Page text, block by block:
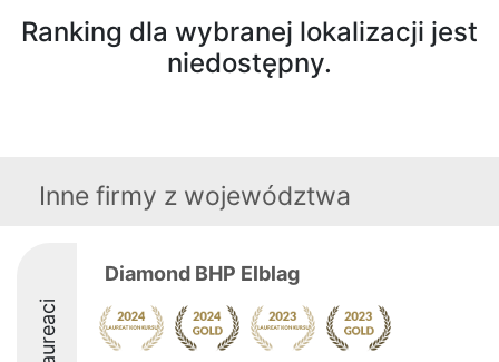
Ranking dla wybranej lokalizacji jest
niedostępny.
Inne firmy z województwa
Laureaci
Diamond BHP Elblag